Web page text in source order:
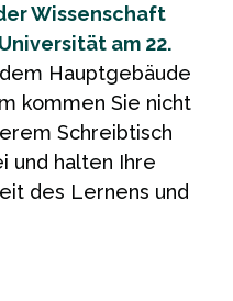
Wissenschaft
am 22.
Hauptgebäude
kommen Sie nicht
Schreibtisch
und halten Ihre
des Lernens und